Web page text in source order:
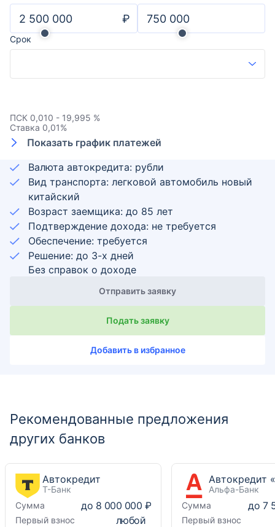
Добавить в избранное
Валюта автокредита: рубли
Вид транспорта: легковой автомобиль новый
китайский
Возраст заемщика: до 85 лет
Подтверждение дохода: не требуется
Обеспечение: требуется
Решение: до 3-х дней
Без справок о доходе
Отправить заявку
Подать заявку
₽
Срок
ПСК 0,010 - 19,995 %
Ставка 0,01%
Показать график платежей
Рекомендованные предложения
других банков
Автокредит
Т-Банк
Сумма
до 8 000 000 ₽
Первый взнос любой
Альфа-Банк
Сумма
до 7
Первый взнос